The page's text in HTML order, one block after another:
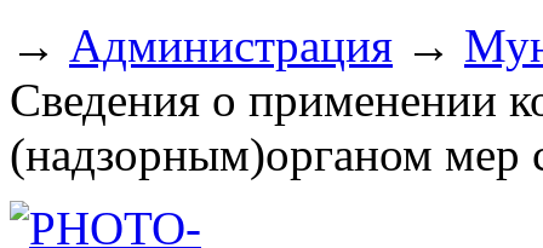
→ Администрация →
Сведения о применении
(надзорным)органом мер